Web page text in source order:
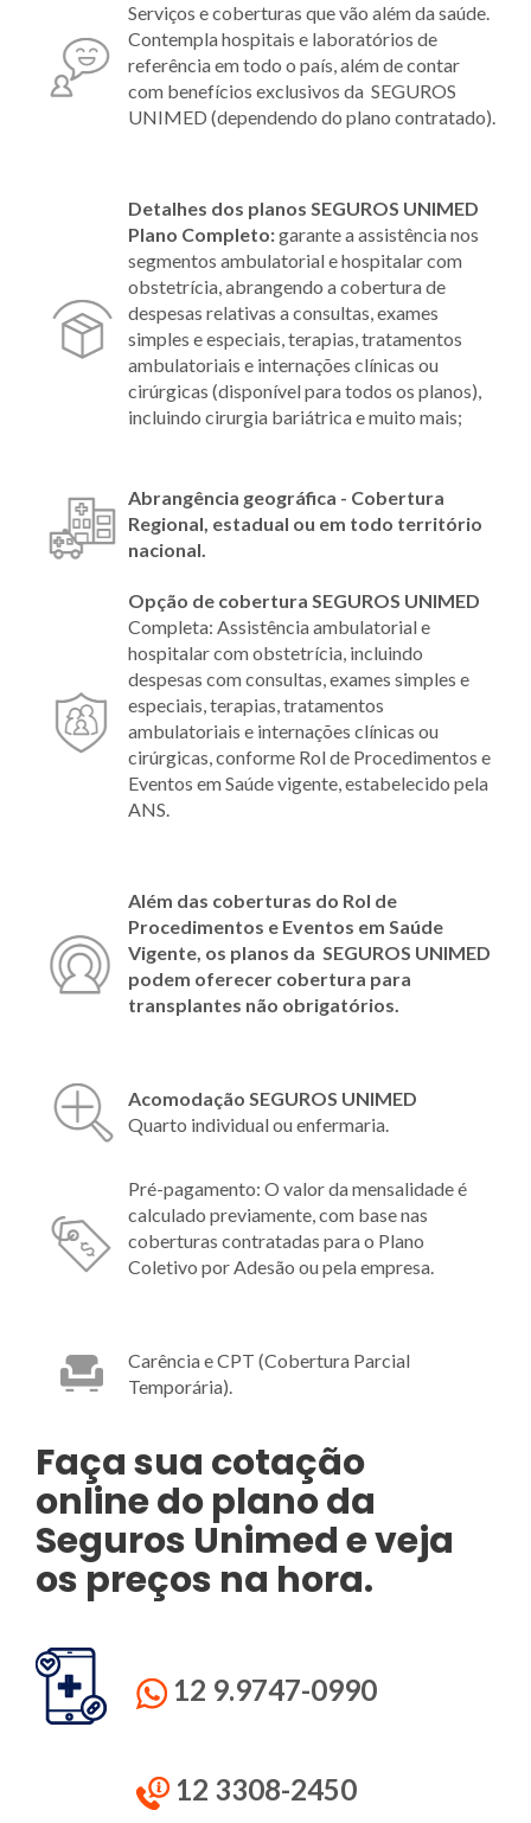
Serviços e coberturas que vão além da saúde.
Contempla hospitais e laboratórios de
referência em todo o país, além de contar
com benefícios exclusivos da SEGUROS
UNIMED (dependendo do plano contratado).
Detalhes dos planos SEGUROS UNIMED
Plano Completo:garante a assistência nos
segmentos ambulatorial e hospitalar com
obstetrícia, abrangendo a cobertura de
despesas relativas a consultas, exames
simples e especiais, terapias, tratamentos
ambulatoriais e internações clínicas ou
cirúrgicas (disponível para todos os planos),
incluindo cirurgia bariátrica e muito mais;
Abrangência geográfica - Cobertura
Regional, estadual ou em todo território
nacional.
Opção de cobertura SEGUROS UNIMED
Completa: Assistência ambulatorial e
hospitalar com obstetrícia, incluindo
despesas com consultas, exames simples e
especiais, terapias, tratamentos
ambulatoriais e internações clínicas ou
cirúrgicas, conforme Rol de Procedimentos e
Eventos em Saúde vigente, estabelecido pela
ANS.
Além das coberturas do Rol de
Procedimentos e Eventos em Saúde
Vigente, os planos da SEGUROS UNIMED
podem oferecer cobertura para
transplantes não obrigatórios.
Acomodação SEGUROS UNIMED
Quarto individual ou enfermaria.
Pré-pagamento: O valor da mensalidade é
calculado previamente, com base nas
coberturas contratadas para o Plano
Coletivo por Adesão ou pela empresa.
Carência e CPT (Cobertura Parcial
Temporária).
Faça sua cotação
online do plano da
Seguros Unimed e veja
os preços na hora.
12 9.9747-0990
12 3308-2450